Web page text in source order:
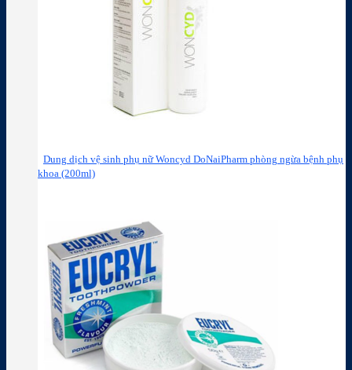
Dung dịch vệ sinh phụ nữ Woncyd DoNaiPharm phòng ngừa bệnh phụ
khoa (200ml)